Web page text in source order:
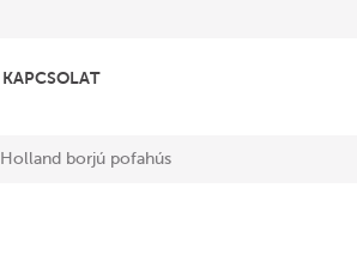
KAPCSOLAT
Holland borjú pofahús